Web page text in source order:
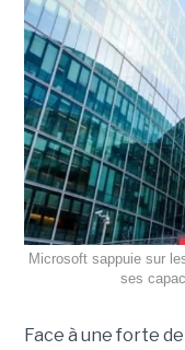
Microsoft sappuie sur
ses
Face à une forte